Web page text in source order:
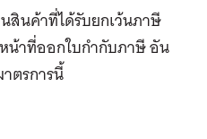
สินค้าที่ได้รับยกเว้นภาษี
น้าที่ออกใบกำกับภาษี อัน
ตรการนี้